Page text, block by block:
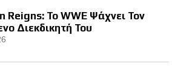
Reigns: Το WWE Ψάχνει Τον
Διεκδικητή Του